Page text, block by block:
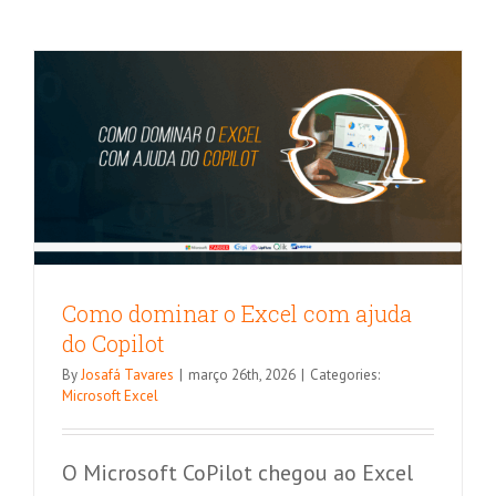
Como dominar o Excel com ajuda
do Copilot
ByJosafá Tavares | março 26th, 2026 | Categories:
Microsoft Excel
O Microsoft CoPilot chegou ao Excel